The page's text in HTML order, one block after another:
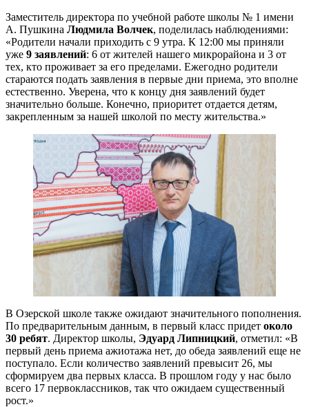
Заместитель директора по учебной работе школы № 1 имени
А. Пушкина Людмила Волчек, поделилась наблюдениями:
«Родители начали приходить с 9 утра. К 12:00 мы приняли
уже 9 заявлений: 6 от жителей нашего микрорайона и 3 от
тех, кто проживает за его пределами. Ежегодно родители
стараются подать заявления в первые дни приема, это вполне
естественно. Уверена, что к концу дня заявлений будет
значительно больше. Конечно, приоритет отдается детям,
закрепленным за нашей школой по месту жительства.»
В Озерской школе также ожидают значительного пополнения.
По предварительным данным, в первый класс придет около
30 ребят. Директор школы, Эдуард Липницкий, отметил: «В
первый день приема ажиотажа нет, до обеда заявлений еще не
поступало. Если количество заявлений превысит 26, мы
сформируем два первых класса. В прошлом году у нас было
всего 17 первоклассников, так что ожидаем существенный
рост.»